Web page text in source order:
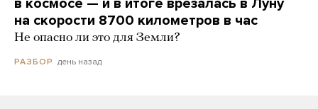
в космосе — и в итоге врезалась в Луну
на скорости 8700 километров в час
Не опасно ли это для Земли?
РАЗБОР день назад